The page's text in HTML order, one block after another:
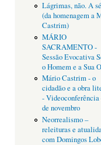
Lágrimas, não. A
(da homenagem a
Castrim)
MÁRIO
SACRAMENTO -
Sessão Evocativa
o Homem e a Sua
Mário Castrim - o
cidadão e a obra
- Videoconferência
de novembro
Neorrealismo –
releituras e
com Domingos